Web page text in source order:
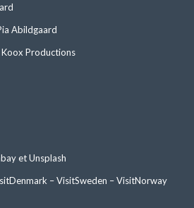
Abildgaard
Productions
et Unsplash
– VisitSweden – VisitNorway